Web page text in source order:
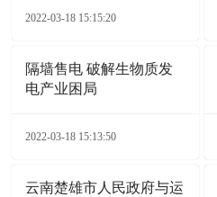
2022-03-18 15:15:20
隔墙售电 破解生物质发
电产业困局
2022-03-18 15:13:50
云南楚雄市人民政府与运